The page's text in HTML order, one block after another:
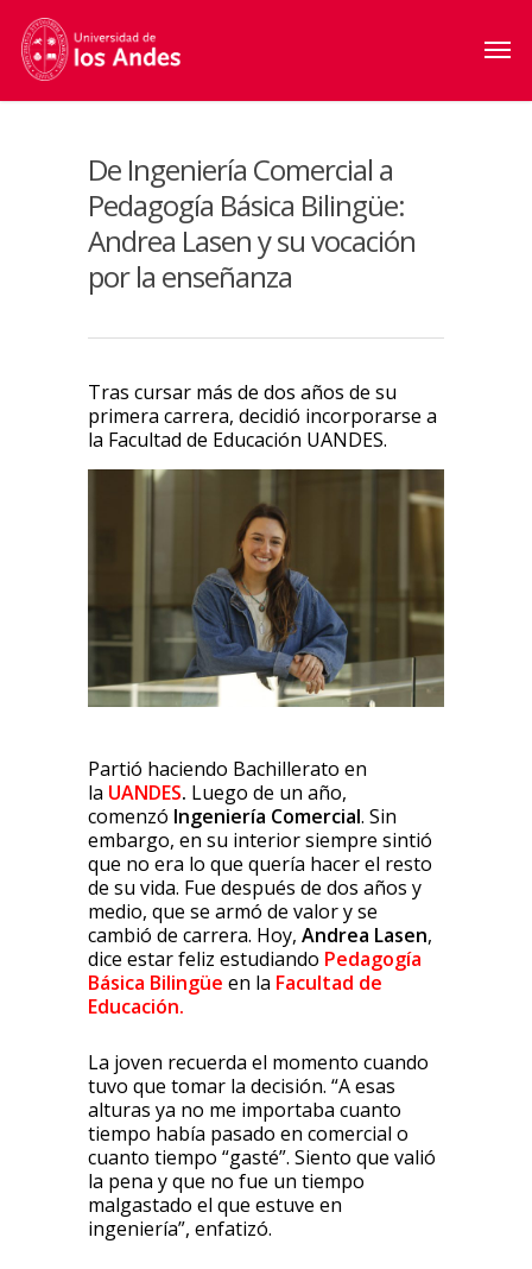
De Ingeniería Comercial a
Pedagogía Básica Bilingüe:
Andrea Lasen y su vocación
por la enseñanza
Tras cursar más de dos años de su
primera carrera, decidió incorporarse a
la Facultad de Educación UANDES.
Partió haciendo Bachillerato en
la UANDES. Luego de un año,
comenzó Ingeniería Comercial. Sin
embargo, en su interior siempre sintió
que no era lo que quería hacer el resto
de su vida. Fue después de dos años y
medio, que se armó de valor y se
cambió de carrera. Hoy, Andrea Lasen,
dice estar feliz estudiando Pedagogía
Básica Bilingüe en la Facultad de
Educación.
La joven recuerda el momento cuando
tuvo que tomar la decisión. “A esas
alturas ya no me importaba cuanto
tiempo había pasado en comercial o
cuanto tiempo “gasté”. Siento que valió
la pena y que no fue un tiempo
malgastado el que estuve en
ingeniería”, enfatizó.